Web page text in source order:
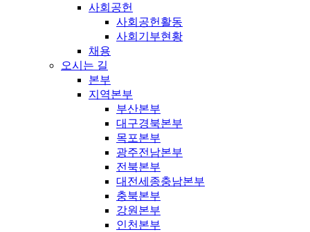
사회공헌
사회공헌활동
사회기부현황
채용
오시는 길
본부
지역본부
부산본부
대구경북본부
목포본부
광주전남본부
전북본부
대전세종충남본부
충북본부
강원본부
인천본부